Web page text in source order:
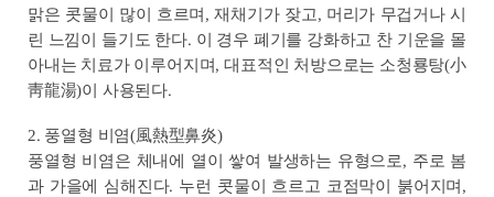
맑은 콧물이 많이 흐르며, 재채기가 잦고, 머리가 무겁거나 시
린 느낌이 들기도 한다. 이 경우 폐기를 강화하고 찬 기운을 몰
아내는 치료가 이루어지며, 대표적인 처방으로는 소청룡탕(小
靑龍湯)이 사용된다.
2. 풍열형 비염(風熱型鼻炎)
풍열형 비염은 체내에 열이 쌓여 발생하는 유형으로, 주로 봄
과 가을에 심해진다. 누런 콧물이 흐르고 코점막이 붉어지며,